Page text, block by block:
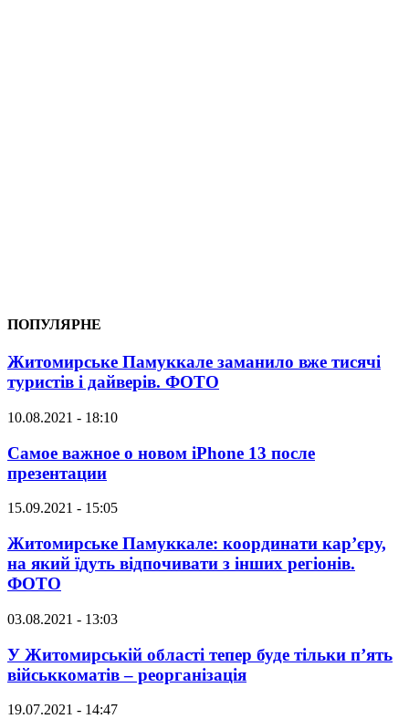
ПОПУЛЯРНЕ
Житомирське Памуккале заманило вже тисячі
туристів і дайверів. ФОТО
10.08.2021 - 18:10
Самое важное о новом iPhone 13 после
презентации
15.09.2021 - 15:05
Житомирське Памуккале: координати кар’єру,
на який їдуть відпочивати з інших регіонів.
ФОТО
03.08.2021 - 13:03
У Житомирській області тепер буде тільки п’ять
військкоматів – реорганізація
19.07.2021 - 14:47